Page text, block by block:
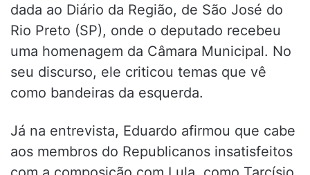
dada ao Diário da Região, de São José do
Rio Preto (SP), onde o deputado recebeu
uma homenagem da Câmara Municipal. No
seu discurso, ele criticou temas que vê
como bandeiras da esquerda.
Já na entrevista, Eduardo afirmou que cabe
aos membros do Republicanos insatisfeitos